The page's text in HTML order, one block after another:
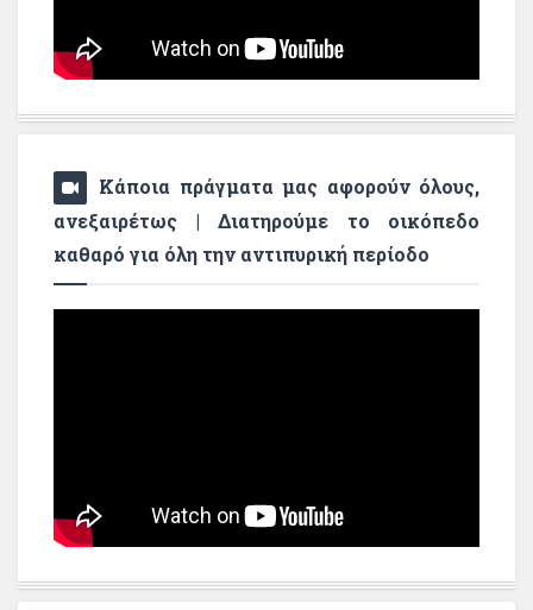
Κάποια πράγματα μας αφορούν όλους,
ανεξαιρέτως | Διατηρούμε το οικόπεδο
καθαρό για όλη την αντιπυρική περίοδο